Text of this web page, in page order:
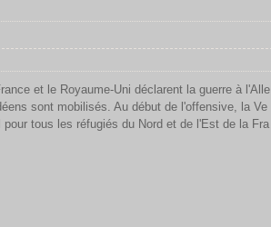
et le Royaume-Uni déclarent la guerre à l'Alle
sont mobilisés. Au début de l'offensive, la Ve
tous les réfugiés du Nord et de l'Est de la Fra